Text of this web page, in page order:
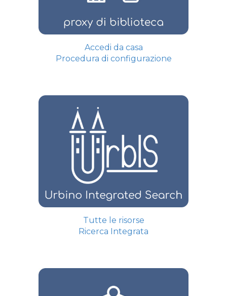
Accedi da casa
Procedura di configurazione
Tutte le risorse
Ricerca Integrata